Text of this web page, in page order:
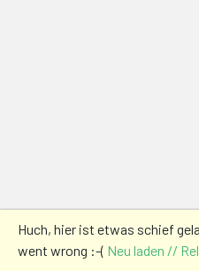
Huch, hier ist etwas schief
went wrong :-( Neu laden //